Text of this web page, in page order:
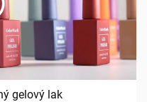
gelový lak